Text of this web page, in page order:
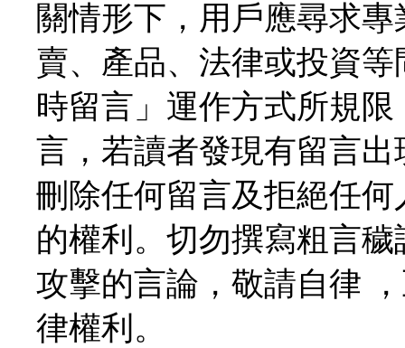
關情形下，用戶應尋求
賣、產品、法律或投資
時留言」運作方式所規
言，若讀者發現有留言
刪除任何留言及拒絕任
的權利。切勿撰寫粗言
攻擊的言論，敬請自律
律權利。